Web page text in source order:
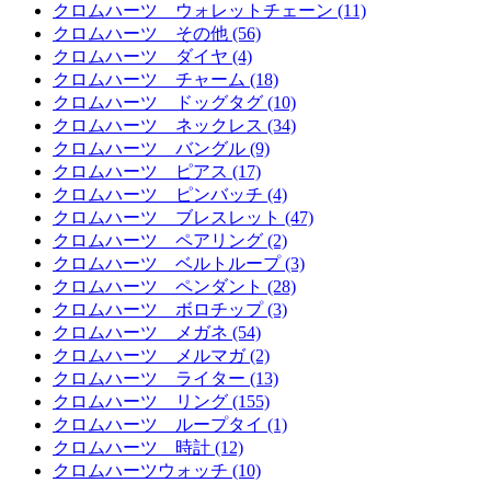
クロムハーツ ウォレットチェーン (11)
クロムハーツ その他 (56)
クロムハーツ ダイヤ (4)
クロムハーツ チャーム (18)
クロムハーツ ドッグタグ (10)
クロムハーツ ネックレス (34)
クロムハーツ バングル (9)
クロムハーツ ピアス (17)
クロムハーツ ピンバッチ (4)
クロムハーツ ブレスレット (47)
クロムハーツ ペアリング (2)
クロムハーツ ベルトループ (3)
クロムハーツ ペンダント (28)
クロムハーツ ボロチップ (3)
クロムハーツ メガネ (54)
クロムハーツ メルマガ (2)
クロムハーツ ライター (13)
クロムハーツ リング (155)
クロムハーツ ループタイ (1)
クロムハーツ 時計 (12)
クロムハーツウォッチ (10)